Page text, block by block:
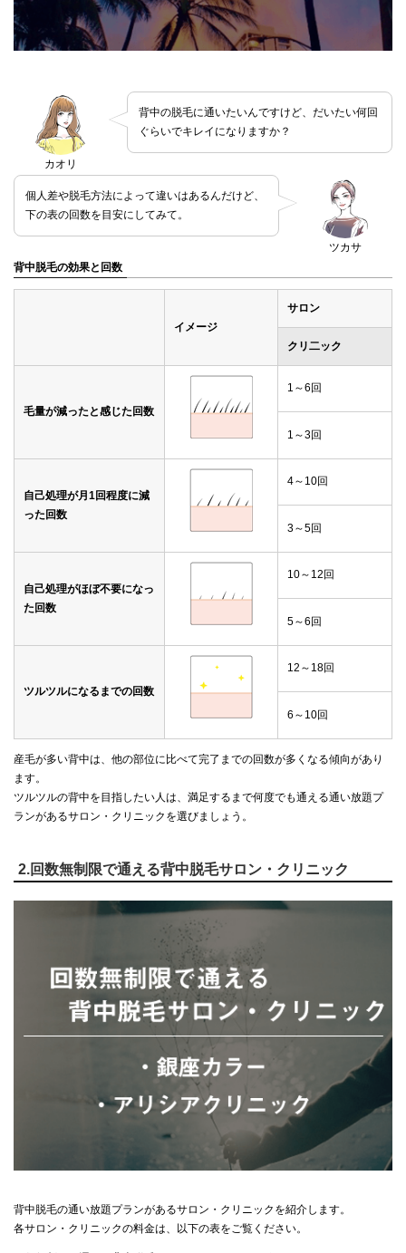
カオリ
背中の脱毛に通いたいんですけど、だいたい何回
ぐらいでキレイになりますか？
ツカサ
個人差や脱毛方法によって違いはあるんだけど、
下の表の回数を目安にしてみて。
背中脱毛の効果と回数
イメージ
サロン
クリ二ック
毛量が減ったと感じた回数
1～6回
1～3回
自己処理が月1回程度に減
った回数
4～10回
3～5回
自己処理がほぼ不要になっ
た回数
10～12回
5～6回
ツルツルになるまでの回数
12～18回
6～10回
産毛が多い背中は、他の部位に比べて完了までの回数が多くなる傾向があり
ます。
ツルツルの背中を目指したい人は、満足するまで何度でも通える通い放題プ
ランがあるサロン・クリニックを選びましょう。
2.回数無制限で通える背中脱毛サロン・クリニック
背中脱毛の通い放題プランがあるサロン・クリニックを紹介します。
各サロン・クリニックの料金は、以下の表をご覧ください。